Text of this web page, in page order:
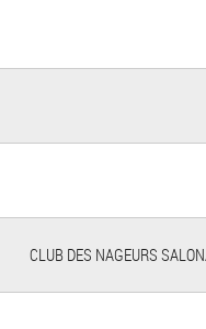
CLUB DES NAGEURS